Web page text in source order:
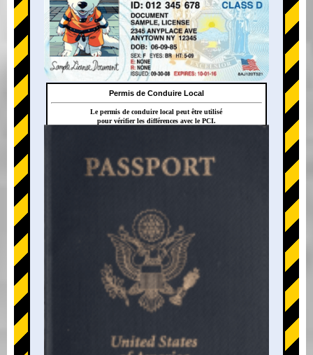
+
Permis de Conduire Local
Le permis de conduire local peut être utilisé
pour vérifier les différences avec le PCI.